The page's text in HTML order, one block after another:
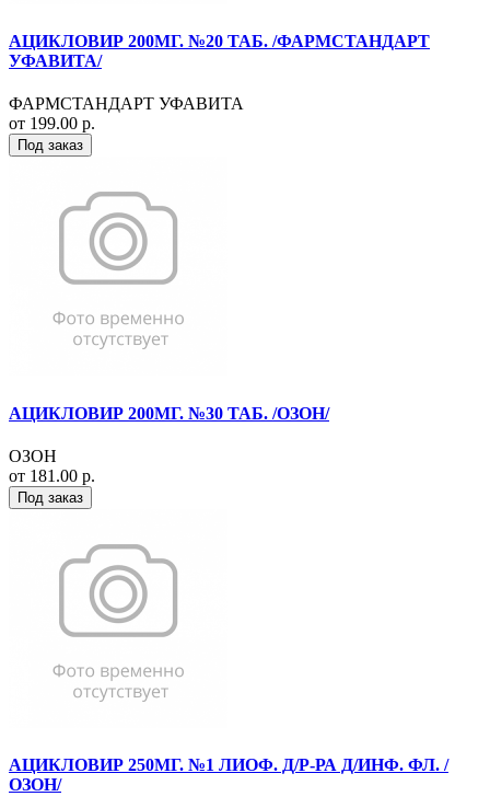
АЦИКЛОВИР 200МГ. №20 ТАБ. /ФАРМСТАНДАРТ
УФАВИТА/
ФАРМСТАНДАРТ УФАВИТА
от 199.00 р.
Под заказ
АЦИКЛОВИР 200МГ. №30 ТАБ. /ОЗОН/
ОЗОН
от 181.00 р.
Под заказ
АЦИКЛОВИР 250МГ. №1 ЛИОФ. Д/Р-РА Д/ИНФ. ФЛ. /
ОЗОН/